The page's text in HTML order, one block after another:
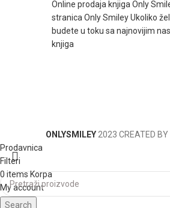
ONLYSMILEY 2023 CREATED BY
Search
Prodavnica
Filteri
0items Korpa
My account